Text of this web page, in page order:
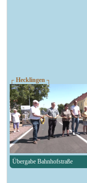
┌ Hecklingen ┐
Übergabe Bahnhofstraße